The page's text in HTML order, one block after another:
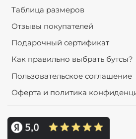
Таблица размеров
Отзывы покупателей
Подарочный сертификат
Как правильно выбрать бутсы?
Пользовательское соглашение
Оферта и политика